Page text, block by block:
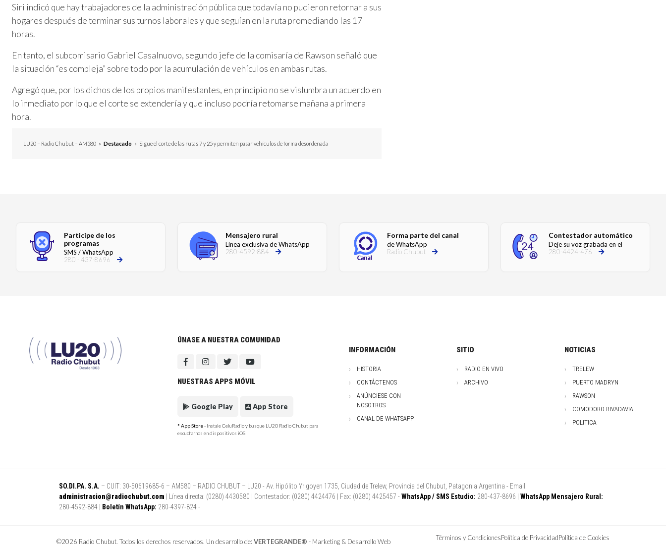
Siri indicó que hay trabajadores de la administración pública que todavía no pudieron retornar a sus
hogares después de terminar sus turnos laborales y que seguían en la ruta promediando las 17
horas.
En tanto, el subcomisario Gabriel Casalnuovo, segundo jefe de la comisaría de Rawson señaló que
la situación “es compleja” sobre todo por la acumulación de vehículos en ambas rutas.
Agregó que, por los dichos de los propios manifestantes, en principio no se vislumbra un acuerdo en
lo inmediato por lo que el corte se extendería y que incluso podría retomarse mañana a primera
hora.
LU20 – Radio Chubut – AM580 » Destacado » Sigue el corte de las rutas 7 y 25 y permiten pasar vehículos de forma desordenada
Participe de los
programas
SMS / WhatsApp
280 - 437-8696
Mensajero rural
Línea exclusiva de WhatsApp
280-4592-884
Forma parte del canal
de WhatsApp
Radio Chubut
Contestador automático
Deje su voz grabada en el
280-4424-476
ÚNASE A NUESTRA COMUNIDAD
NUESTRAS APPS MÓVIL
Google Play App Store
* App Store- Instale CeluRadio y busque LU20 Radio Chubut para
escucharnos en dispositivos iOS
INFORMACIÓN
HISTORIA
CONTÁCTENOS
ANÚNCIESE CON
NOSOTROS
CANAL DE WHATSAPP
SITIO
RADIO EN VIVO
ARCHIVO
NOTICIAS
TRELEW
PUERTO MADRYN
RAWSON
COMODORO RIVADAVIA
POLITICA
SO.DI.PA. S.A. – CUIT: 30-50619685-6 – AM580 – RADIO CHUBUT – LU20 - Av. Hipólito Yrigoyen 1735, Ciudad de Trelew, Provincia del Chubut, Patagonia Argentina - Email:
administracion@radiochubut.com | Línea directa: (0280) 4430580 | Contestador: (0280) 4424476 | Fax: (0280) 4425457 - WhatsApp / SMS Estudio: 280-437-8696 | WhatsApp Mensajero Rural:
280-4592-884 |
Boletín WhatsApp: 280-4397-824 -
©2026 Radio Chubut. Todos los derechos reservados. Un desarrollo de: VERTEGRANDE® - Marketing & Desarrollo Web Términos y CondicionesPolítica de PrivacidadPolítica de Cookies